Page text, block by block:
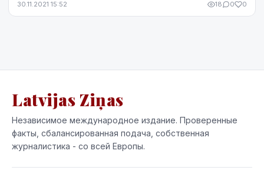
30.11.2021 15:52 18 0 0
Latvijas Ziņas
Независимое международное издание. Проверенные
факты, сбалансированная подача, собственная
журналистика - со всей Европы.